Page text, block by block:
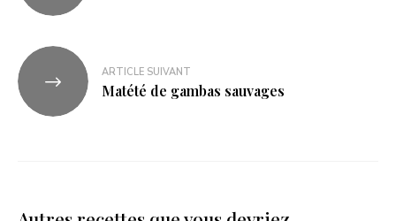
ARTICLE SUIVANT
Matété de gambas sauvages